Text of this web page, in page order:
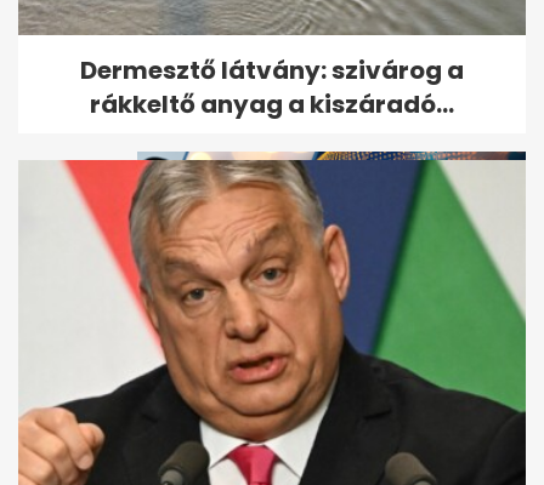
Döntött a bíróság Till Tamás
gyilkosáról
Dermesztő látvány: szivárog a
rákkeltő anyag a kiszáradó...